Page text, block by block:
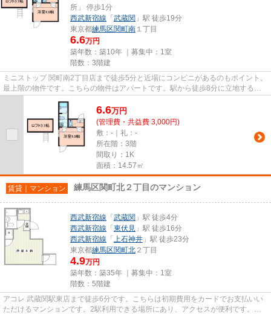
所」 停歩1分
西武新宿線 「 武蔵関 」駅 徒歩19分
東京都練馬区関町南 １丁目
6.6万円
築年数：築10年 ｜募集中： 1室
階数：3階建
ミニストップ 関町南2丁目店まで徒歩5分と近場にコンビニがあるのもポイント。
最上階の物件です。こちらの物件はアパートです。駅から徒歩8分に立地する物
6.6万円
(管理費・共益費 3,000円)
敷：-｜礼：-
所在階：3階
間取り：1K
面積：14.57㎡
賃貸｜マンション 練馬区関町北２丁目のマンション
西武新宿線 「 武蔵関 」駅 徒歩4分
西武新宿線 「 東伏見 」駅 徒歩16分
西武新宿線 「 上石神井 」駅 徒歩23分
東京都練馬区関町北 ２丁目
4.9万円
築年数：築35年 ｜募集中： 1室
階数：5階建
アコレ 武蔵関駅東店まで徒歩6分です。こちらは初期費用をカードでお支払いい
ただけるマンションです。2駅利用できる場所にあり、アクセスが便利です。造